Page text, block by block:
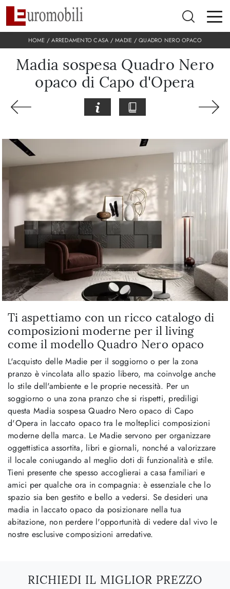
HOME /ARREDAMENTO CASA /MADIE /QUADRO NERO OPACO
Madia sospesa Quadro Nero
opaco di Capo d'Opera
Ti aspettiamo con un ricco catalogo di
composizioni moderne per il living
come il modello Quadro Nero opaco
L'acquisto delle Madie per il soggiorno o per la zona
pranzo è vincolata allo spazio libero, ma coinvolge anche
lo stile dell'ambiente e le proprie necessità. Per un
soggiorno o una zona pranzo che si rispetti, prediligi
questa Madia sospesa Quadro Nero opaco di Capo
d'Opera in laccato opaco tra le molteplici composizioni
moderne della marca. Le Madie servono per organizzare
oggettistica assortita, libri e giornali, nonché a valorizzare
il locale coniugando al meglio doti di funzionalità e stile.
Tieni presente che spesso accoglierai a casa familiari e
amici per qualche ora in compagnia: è essenziale che lo
spazio sia ben gestito e bello a vedersi. Se desideri una
madia in laccato opaco da posizionare nella tua
abitazione, non perdere l'opportunità di vedere dal vivo le
nostre esclusive composizioni arredative.
RICHIEDI IL MIGLIOR PREZZO